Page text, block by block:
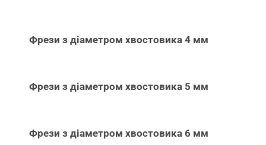
Фрези з діаметром хвостовика 4 мм
Фрези з діаметром хвостовика 5 мм
Фрези з діаметром хвостовика 6 мм